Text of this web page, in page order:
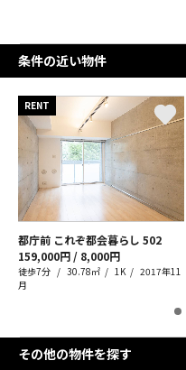
条件の近い物件
RENT
都庁前 これぞ都会暮らし 502
159,000円 / 8,000円
徒歩7分 30.78㎡ 1K
2017年11
月
その他の物件を探す